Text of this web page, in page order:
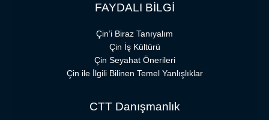
FAYDALI BİLGİ
Çin’i Biraz Tanıyalım
Çin İş Kültürü
Çin Seyahat Önerileri
Çin ile İlgili Bilinen Temel Yanlışlıklar
CTT Danışmanlık